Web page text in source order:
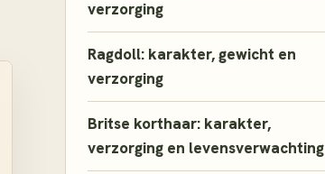
verzorging
Ragdoll: karakter, gewicht en
verzorging
Britse korthaar: karakter,
verzorging en levensverwachting